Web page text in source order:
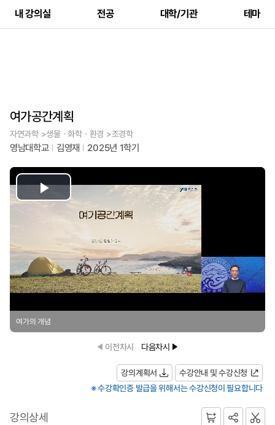
내 강의실 전공 대학/기관 테마
여가공간계획
자연과학 >생물ㆍ화학ㆍ환경 >조경학
영남대학교 김영재 2025년 1학기
Play
여가의 개념
이전차시 다음차시
강의계획서
수강안내 및 수강신청
※ 수강확인증 발급을 위해서는 수강신청이 필요합니다
강의상세